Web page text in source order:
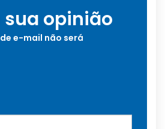
sua opinião
e-mail não será